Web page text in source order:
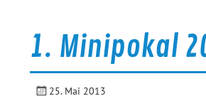
1. Minipokal
25. Mai 2013